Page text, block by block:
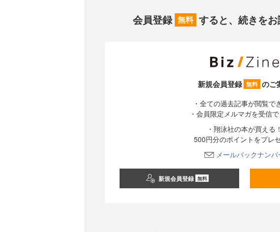
会員登録 無料 すると、続きを
新規会員登録 無料 のご
・全ての過去記事が閲覧で
・会員限定メルマガを受信
・翔泳社の本が買える！
500円分のポイントをプレ
メールバックナンバ
新規会員登録 無料